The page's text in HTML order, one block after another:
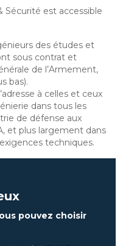
Sécurité est accessible
des études et
sous contrat et
de l’Armement,
bas).
à celles et ceux
dans tous les
de défense aux
et plus largement dans
techniques.
pouvez choisir